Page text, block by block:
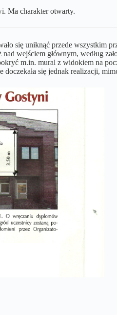
Ma charakter otwarty.
się uniknąć przede wszystkim
wejściem głównym, według
pokryć m.in. mural z widokiem na
się jednak realizacji,